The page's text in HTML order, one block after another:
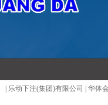
乐动下注(集团)有限公司
华体